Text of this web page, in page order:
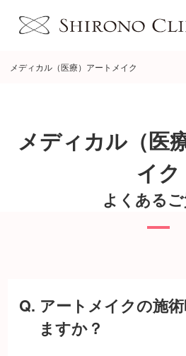
メディカル（医療）アートメイク
メディカル（医
イク
よくあるご
Q. アートメイクの施
ますか？